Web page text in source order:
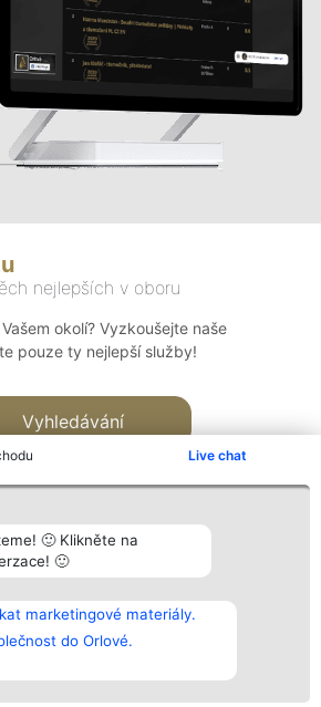
Live chat
🙂 Klikněte na
🙂
marketingové materiály.
do Orlové.
nejlepších v oboru
okolí? Vyzkoušejte naše
pouze ty nejlepší služby!
Vyhledávání
Vítězové
Seznam všech
laureátů
Zásady
Zásady
Kontakt